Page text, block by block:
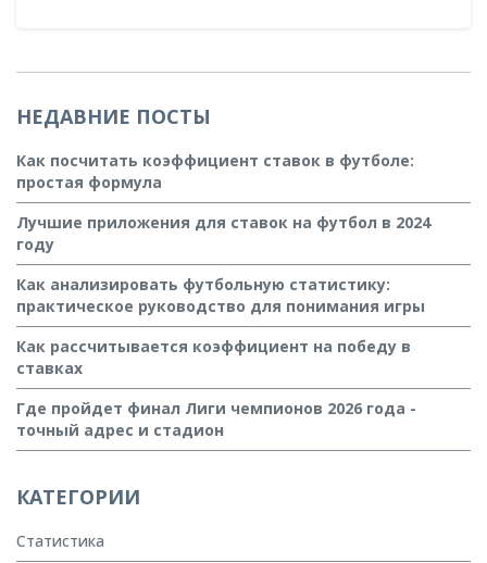
НЕДАВНИЕ ПОСТЫ
Как посчитать коэффициент ставок в футболе:
простая формула
Лучшие приложения для ставок на футбол в 2024
году
Как анализировать футбольную статистику:
практическое руководство для понимания игры
Как рассчитывается коэффициент на победу в
ставках
Где пройдет финал Лиги чемпионов 2026 года -
точный адрес и стадион
КАТЕГОРИИ
Статистика